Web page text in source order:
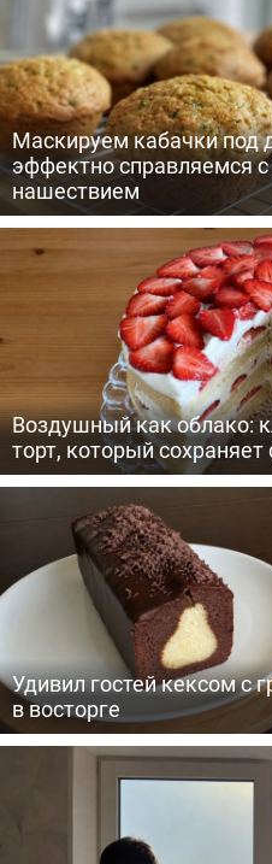
Маскируем кабачки под
эффектно справляемся
нашествием
Воздушный как облако:
торт, который
Удивил гостей кексом с
в восторге